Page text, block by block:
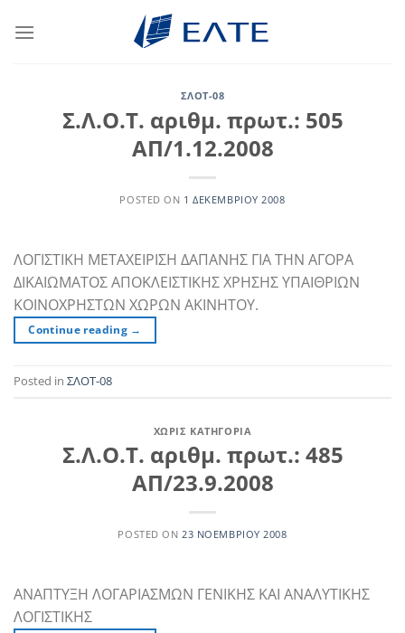
στο
ΣΛΟΤ-08
Σ.Λ.Ο.Τ. αριθμ. πρωτ.: 505
ΑΠ/1.12.2008
POSTED ON 1 ΔΕΚΕΜΒΡΊΟΥ 2008
ΛΟΓΙΣΤΙΚΗ ΜΕΤΑΧΕΙΡΙΣΗ ΔΑΠΑΝΗΣ ΓΙΑ ΤΗΝ ΑΓΟΡΑ
ΔΙΚΑΙΩΜΑΤΟΣ ΑΠΟΚΛΕΙΣΤΙΚΗΣ ΧΡΗΣΗΣ ΥΠΑΙΘΡΙΩΝ
ΚΟΙΝΟΧΡΗΣΤΩΝ ΧΩΡΩΝ ΑΚΙΝΗΤΟΥ.
Continue reading →
Posted in ΣΛΟΤ-08
ΧΩΡΊΣ ΚΑΤΗΓΟΡΊΑ
Σ.Λ.Ο.Τ. αριθμ. πρωτ.: 485
ΑΠ/23.9.2008
POSTED ON23 ΝΟΕΜΒΡΊΟΥ 2008
ΑΝΑΠΤΥΞΗ ΛΟΓΑΡΙΑΣΜΩΝ ΓΕΝΙΚΗΣ ΚΑΙ ΑΝΑΛΥΤΙΚΗΣ
ΛΟΓΙΣΤΙΚΗΣ